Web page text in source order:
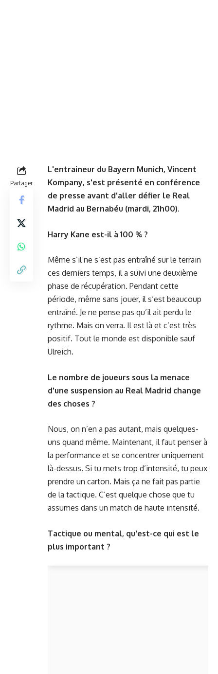
Partager
L'entraineur du Bayern Munich, Vincent
Kompany, s'est présenté en conférence
de presse avant d'aller défier le Real
Madrid au Bernabéu (mardi, 21h00).
Harry Kane est-il à 100 % ?
Même s’il ne s’est pas entraîné sur le terrain
ces derniers temps, il a suivi une deuxième
phase de récupération. Pendant cette
période, même sans jouer, il s’est beaucoup
entraîné. Je ne pense pas qu’il ait perdu le
rythme. Mais on verra. Il est là et c’est très
positif. Tout le monde est disponible sauf
Ulreich.
Le nombre de joueurs sous la menace
d'une suspension au Real Madrid change
des choses ?
Nous, on n’en a pas autant, mais quelques-
uns quand même. Maintenant, il faut penser à
la performance et se concentrer uniquement
là-dessus. Si tu mets trop d’intensité, tu peux
prendre un carton. Mais ça ne fait pas partie
de la tactique. C’est quelque chose que tu
assumes dans un match de haute intensité.
Tactique ou mental, qu'est-ce qui est le
plus important ?